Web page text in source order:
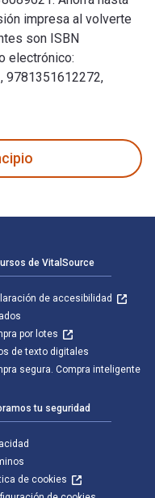
impresa al volverte
son ISBN
electrónico:
9781351612272,
de VitalSource
de accesibilidad
por lotes
de texto digitales
segura. Compra inteligente
tu seguridad
de cookies